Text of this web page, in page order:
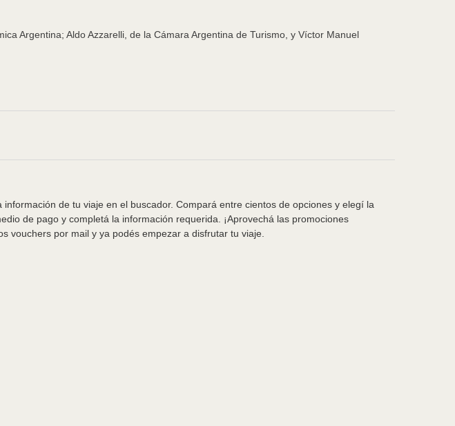
Argentina; Aldo Azzarelli, de la Cámara Argentina de Turismo, y Víctor Manuel
de tu viaje en el buscador. Compará entre cientos de opciones y elegí la
de pago y completá la información requerida. ¡Aprovechá las promociones
vouchers por mail y ya podés empezar a disfrutar tu viaje.